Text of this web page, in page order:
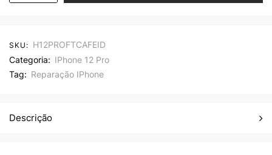
SKU: H12PROFTCAFEID
Categoria: IPhone 12 Pro
Tag: Reparação IPhone
Descrição